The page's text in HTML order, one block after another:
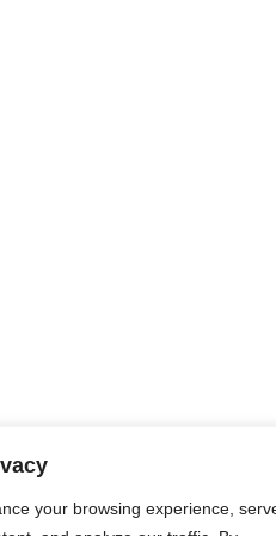
your browsing experience,